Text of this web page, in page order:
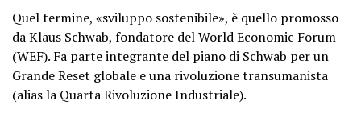
Quel termine, «sviluppo sostenibile», è quello promosso
da Klaus Schwab, fondatore del World Economic Forum
(WEF). Fa parte integrante del piano di Schwab per un
Grande Reset globale e una rivoluzione transumanista
(alias la Quarta Rivoluzione Industriale).